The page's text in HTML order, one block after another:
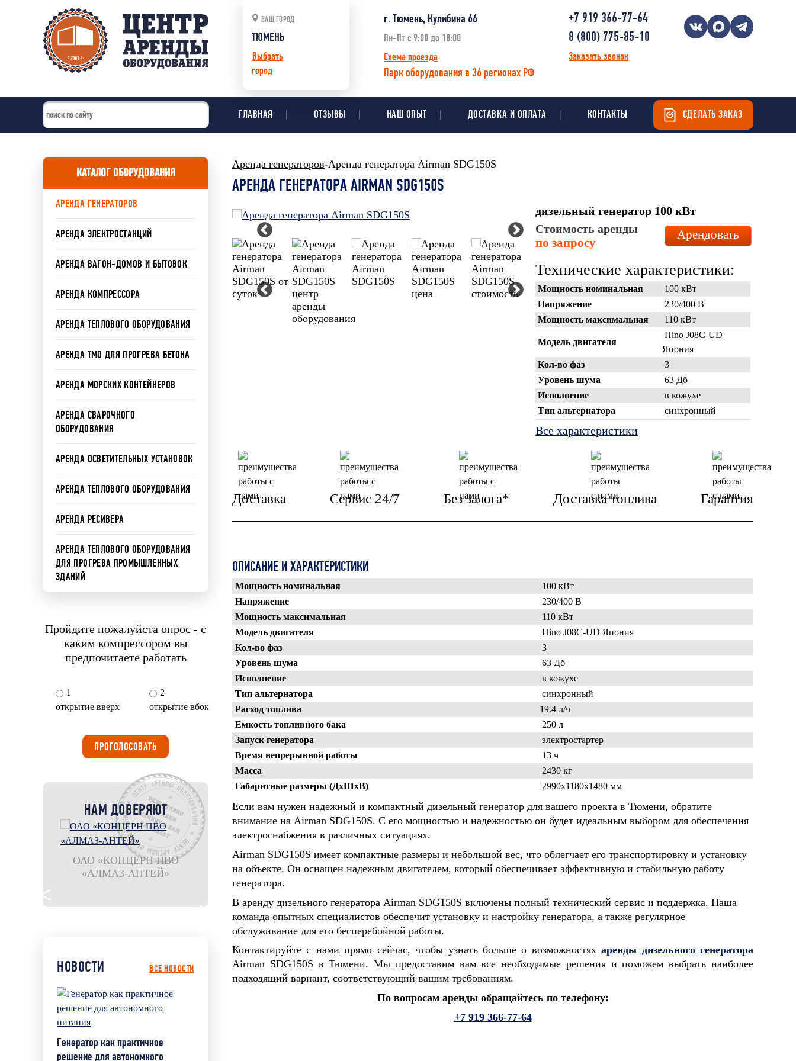
ВАШ ГОРОД
ТЮМЕНЬ
Выбрать
город
г. Тюмень, Кулибина 66
Пн-Пт с 9:00 до 18:00
Схема проезда
Парк оборудования в 36 регионах РФ
+7 919 366-77-64
8 (800) 775-85-10
Заказать звонок
ГЛАВНАЯ ОТЗЫВЫ НАШ ОПЫТ ДОСТАВКА И ОПЛАТА КОНТАКТЫ СДЕЛАТЬ ЗАКАЗ
КАТАЛОГ ОБОРУДОВАНИЯ
АРЕНДА ГЕНЕРАТОРОВ
АРЕНДА ЭЛЕКТРОСТАНЦИЙ
АРЕНДА ВАГОН-ДОМОВ И БЫТОВОК
АРЕНДА КОМПРЕССОРА
АРЕНДА ТЕПЛОВОГО ОБОРУДОВАНИЯ
АРЕНДА ТМО ДЛЯ ПРОГРЕВА БЕТОНА
АРЕНДА МОРСКИХ КОНТЕЙНЕРОВ
АРЕНДА СВАРОЧНОГО
ОБОРУДОВАНИЯ
АРЕНДА ОСВЕТИТЕЛЬНЫХ УСТАНОВОК
АРЕНДА ТЕПЛОВОГО ОБОРУДОВАНИЯ
АРЕНДА РЕСИВЕРА
АРЕНДА ТЕПЛОВОГО ОБОРУДОВАНИЯ
ДЛЯ ПРОГРЕВА ПРОМЫШЛЕННЫХ
ЗДАНИЙ
Пройдите пожалуйста опрос - с
каким компрессором вы
предпочитаете работать
1
открытие вверх
2
открытие вбок
ПРОГОЛОСОВАТЬ
НАМ ДОВЕРЯЮТ
ОАО «КОНЦЕРН ПВО
«АЛМАЗ-АНТЕЙ»
филиал ООО "Тиссен
Шахтбау Гмбх" Южного
рудника СКРУ-2
ООО
"Нефтегазстройинвест"
ООО "Строительное
управление - 5"
ОАО "Белсталь" горно
металлургический комбинат
ООО
НОВОСТИ ВСЕ НОВОСТИ
Генератор как практичное
решение для автономного
Аренда генераторов-Аренда генератора Airman SDG150S
АРЕНДА ГЕНЕРАТОРА AIRMAN SDG150S
дизельный генератор 100 кВт
Стоимость аренды
по запросу
Арендовать
Технические характеристики:
Мощность номинальная
100 кВт
Напряжение
230/400 В
Мощность максимальная
110 кВт
Модель двигателя
Hino J08C-UD
Япония
Кол-во фаз
3
Уровень шума
63 Дб
Исполнение
в кожухе
Тип альтернатора
синхронный
Расход топлива
Запуск генератора
электростартер
Время непрерывной работы
Габаритные размеры
Все характеристики
Доставка Сервис 24/7 Без залога* Доставка топлива Гарантия
ОПИСАНИЕ И ХАРАКТЕРИСТИКИ
Мощность номинальная
100 кВт
Напряжение
230/400 В
Мощность максимальная
110 кВт
Модель двигателя
Hino J08C-UD Япония
Кол-во фаз
3
Уровень шума
63 Дб
Исполнение
в кожухе
Тип альтернатора
синхронный
Расход топлива
19.4 л/ч
Емкость топливного бака
250 л
Запуск генератора
электростартер
Время непрерывной работы
13 ч
Масса
2430 кг
Габаритные размеры (ДхШхВ)
2990x1180x1480 мм
Если вам нужен надежный и компактный дизельный генератор для вашего проекта в Тюмени, обратите
внимание на Airman SDG150S. С его мощностью и надежностью он будет идеальным выбором для обеспечения
электроснабжения в различных ситуациях.
Airman SDG150S имеет компактные размеры и небольшой вес, что облегчает его транспортировку и установку
на объекте. Он оснащен надежным двигателем, который обеспечивает эффективную и стабильную работу
генератора.
В аренду дизельного генератора Airman SDG150S включены полный технический сервис и поддержка. Наша
команда опытных специалистов обеспечит установку и настройку генератора, а также регулярное
обслуживание для его бесперебойной работы.
Контактируйте с нами прямо сейчас, чтобы узнать больше о возможностяхаренды дизельного генератора
Airman SDG150S в Тюмени. Мы предоставим вам все необходимые решения и поможем выбрать наиболее
подходящий вариант, соответствующий вашим требованиям.
По вопросам аренды обращайтесь по телефону:
+7 919 366-77-64